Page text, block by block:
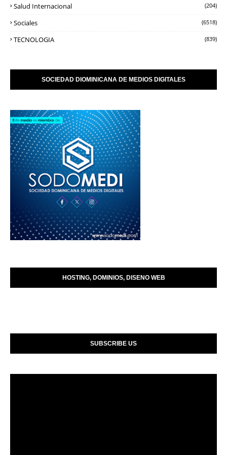
Salud Internacional (204)
Sociales (6518)
TECNOLOGIA (839)
SOCIEDAD DIOMINICANA DE MEDIOS DIGITALES
HOSTING, DOMINIOS, DISENO WEB
SUBSCRIBE US